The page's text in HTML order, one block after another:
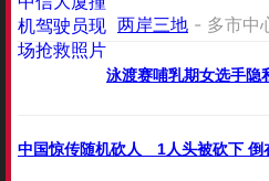
两岸三地 - 多市中
泳渡赛哺乳期女选手隐
中国惊传随机砍人 1人头被砍下 倒